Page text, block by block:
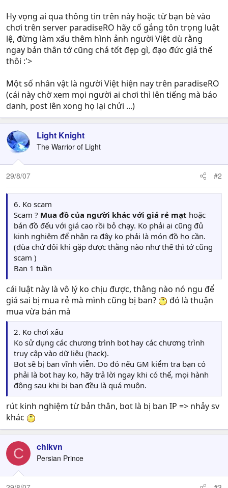
Hy vọng ai qua thông tin trên này hoặc từ bạn bè vào
chơi trên server paradiseRO hãy cố gắng tôn trọng luật
lệ, đừng làm xấu thêm hình ảnh người Việt dù rằng
ngay bản thân tớ cũng chả tốt đẹp gì, đạo đức giả thế
thôi :'>
Một số nhân vật là người Việt hiện nay trên paradiseRO
(cái này chờ xem mọi người ai chơi thì lên tiếng mà báo
danh, post lên xong họ lại chửi ...)
Light Knight
The Warrior of Light
29/8/07 #2
6. Ko scam
Scam ? Mua đồ của người khác với giá rẻ mạt hoặc
bán đồ đểu với giá cao rồi bỏ chạy. Ko phải ai cũng đủ
kinh nghiệm để nhận ra đây ko phải là món đồ họ cần.
(đùa chứ đôi khi gặp được thằng nào như thế thì tớ cũng
scam )
Ban 1 tuần
cái luật này là vô lý ko chịu được, thằng nào nó ngu để
giá sai bị mua rẻ mà mình cũng bị ban?
đó là thuận
mua vừa bán mà
2. Ko chơi xấu
Ko sử dụng các chương trình bot hay các chương trình
truy cập vào dữ liệu (hack).
Bot sẽ bị ban vĩnh viễn. Do đó nếu GM kiểm tra bạn có
phải là bot hay ko, hãy trả lời ngay khi có thể, mọi hành
động sau khi bị ban đều là quá muộn.
rút kinh nghiệm từ bản thân, bot là bị ban IP => nhảy sv
khác
C chikvn
Persian Prince